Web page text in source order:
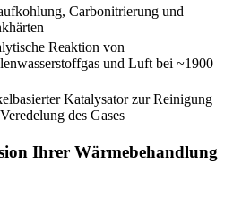
Carbonitrierung und
Reaktion von
und Luft bei ~1900
Katalysator zur Reinigung
des Gases
Ihrer Wärmebehandlung